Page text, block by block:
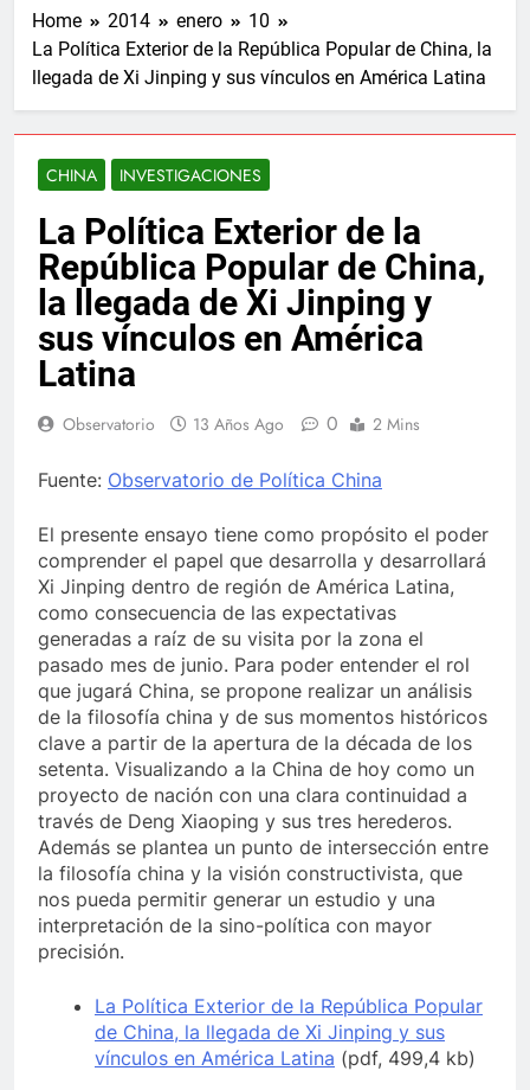
Home 2014 enero
10
La Política Exterior de la República Popular de China, la
llegada de Xi Jinping y sus vínculos en América Latina
CHINA INVESTIGACIONES
La Política Exterior de la
República Popular de China,
la llegada de Xi Jinping y
sus vínculos en América
Latina
Observatorio 13 Años Ago 0 2 Mins
Fuente: Observatorio de Política China
El presente ensayo tiene como propósito el poder
comprender el papel que desarrolla y desarrollará
Xi Jinping dentro de región de América Latina,
como consecuencia de las expectativas
generadas a raíz de su visita por la zona el
pasado mes de junio. Para poder entender el rol
que jugará China, se propone realizar un análisis
de la filosofía china y de sus momentos históricos
clave a partir de la apertura de la década de los
setenta. Visualizando a la China de hoy como un
proyecto de nación con una clara continuidad a
través de Deng Xiaoping y sus tres herederos.
Además se plantea un punto de intersección entre
la filosofía china y la visión constructivista, que
nos pueda permitir generar un estudio y una
interpretación de la sino-política con mayor
precisión.
La Política Exterior de la República Popular
de China, la llegada de Xi Jinping y sus
vínculos en América Latina (pdf, 499,4 kb)